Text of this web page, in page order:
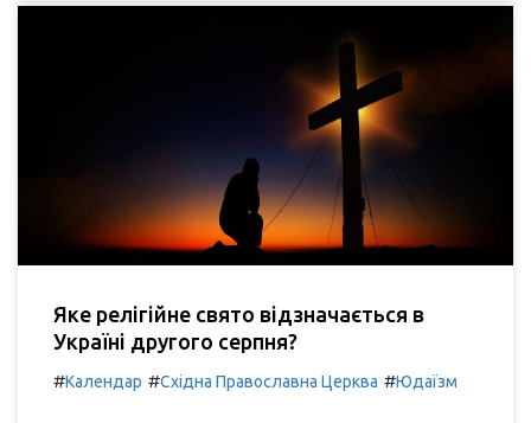
Яке релігійне свято відзначається в
Україні другого серпня?
#Календар #Східна Православна Церква #Юдаїзм